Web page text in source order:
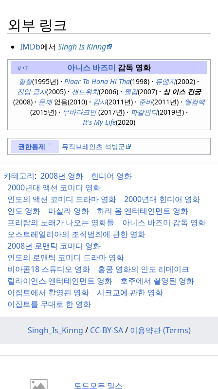
외부 링크
IMDb에서 Singh Is Kinng
v t 아니스 바즈미 감독 영화
헐철(1995년) Piaar To Hona Hi Tha(1998) 듀엔지(2002)
진입 금지(2005) 샌드위치(2006) 웰컴(2007)
싱 이스 킨궁
(2008)
문제없음(2010) 감사(2011년) 준비(2011년)
웰컴백
(2015년)
무바라크안(2017년) 파갈판티(2019년)
It's My Life(2020)
권한통제 뮤직브레인츠 석방군
카테고리: 2008년 영화
힌디어 영화
2000년대 액션 코미디 영화
인도의 액션 코미디 드라마 영화
2000년대 힌디어 영화
인도 영화
마살라 영화
하리 옴 엔터테인먼트 영화
프리탐의 노래가 나오는 영화들
아니스 바즈미 감독 영화
오스트레일리아의 조직범죄에 관한 영화
2008년 로맨틱 코미디 영화
인도의 로맨틱 코미디 드라마 영화
비아콤18 스튜디오 영화
홍콩 영화의 인도 리메이크
릴라이언스 엔터테인먼트 영화
호주에서 촬영된 영화
이집트에서 촬영된 영화
시크교에 관한 영화
이집트를 무대로 한 영화
Singh_Is_Kinng / CC-BY-SA/ 이용약관 (Terms)
토드모든 밀스